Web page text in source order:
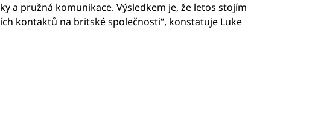
a pružná komunikace. Výsledkem je, že letos stojím
kontaktů na britské společnosti“, konstatuje Luke